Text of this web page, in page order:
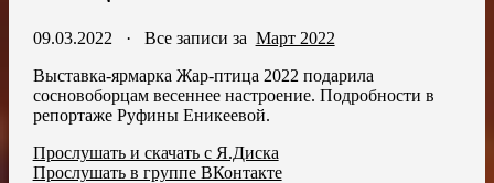
09.03.2022 · Все записи за Март 2022
Выставка-ярмарка Жар-птица 2022 подарила
сосновоборцам весеннее настроение. Подробности в
репортаже Руфины Еникеевой.
Прослушать и скачать с Я.Диска
Прослушать в группе ВКонтакте